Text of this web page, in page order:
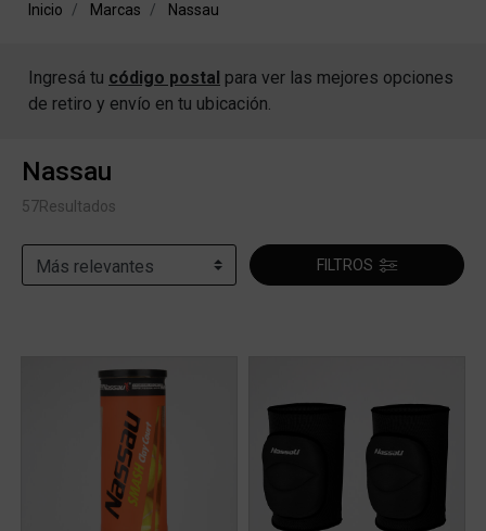
Inicio Marcas Nassau
Ingresá tu código postal para ver las mejores opciones
de retiro y envío en tu ubicación.
Nassau
57Resultados
FILTROS